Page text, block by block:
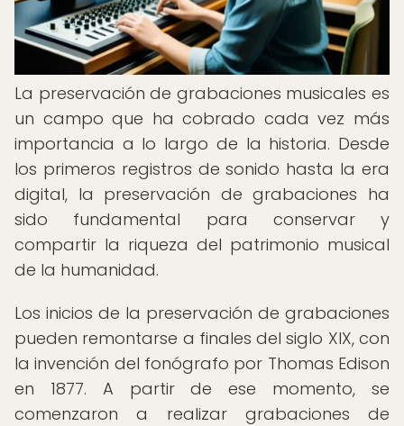
La preservación de grabaciones musicales es
un campo que ha cobrado cada vez más
importancia a lo largo de la historia. Desde
los primeros registros de sonido hasta la era
digital, la preservación de grabaciones ha
sido fundamental para conservar y
compartir la riqueza del patrimonio musical
de la humanidad.
Los inicios de la preservación de grabaciones
pueden remontarse a finales del siglo XIX, con
la invención del fonógrafo por Thomas Edison
en 1877. A partir de ese momento, se
comenzaron a realizar grabaciones de